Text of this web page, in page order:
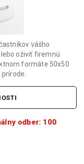
vášho
oživiť firemnú
formáte 50x50
odber: 100